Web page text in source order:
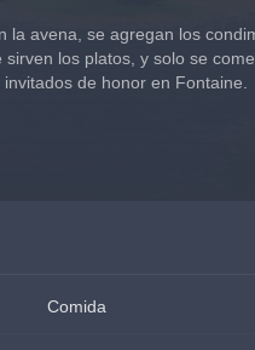
avena, se agregan los
los platos, y solo se
de honor en Fontaine.
Comida